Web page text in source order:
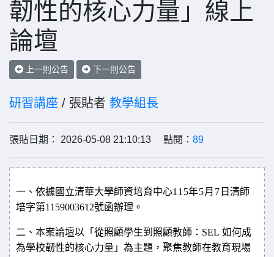
韌性的核心力量」線上
論壇
上一則公告 下一則公告
研習講座 / 張貼者 教學組長
張貼日期： 2026-05-08 21:10:13 點閱： 89
一、依據國立清華大學師資培育中心115年5月 7 日清師
培字第1159003612號函辦理。
二、本案論壇以「從照顧學生到照顧教師： SEL 如何成
為學校韌性的核心力量」為主題，聚焦教師在教育現場